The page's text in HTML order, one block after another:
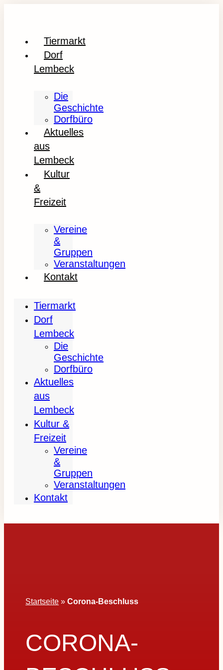
Tiermarkt
Dorf
Lembeck
Die
Geschichte
Dorfbüro
Aktuelles
aus
Lembeck
Kultur
&
Freizeit
Vereine
&
Gruppen
Veranstaltungen
Kontakt
Tiermarkt
Dorf
Lembeck
Die
Geschichte
Dorfbüro
Aktuelles
aus
Lembeck
Kultur &
Freizeit
Vereine
&
Gruppen
Veranstaltungen
Kontakt
Startseite »Corona-Beschluss
CORONA-